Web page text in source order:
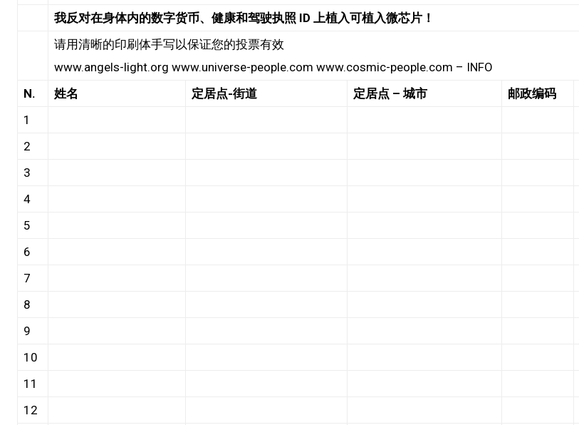
我反对在身体内的数字货币、健康和驾驶执照 ID 上植入可植入微芯片！
请用清晰的印刷体手写以保证您的投票有效
www.angels-light.org www.universe-people.com www.cosmic-people.com – INFO
N.
姓名 定居点-街道 定居点 – 城市 邮政编码
1
2
3
4
5
6
7
8
9
10
11
12